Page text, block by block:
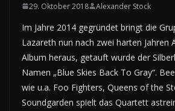
29. Oktober 2018 Alexander Stock
Im Jahre 2014 gegründet bringt die
Lazareth nun nach zwei harten Jahren
Album heraus, getauft wurde der
Namen „Blue Skies Back To Gray“.
wie u.a. Foo Fighters, Queens of the
Soundgarden spielt das Quartett